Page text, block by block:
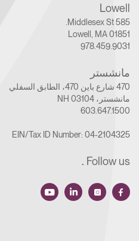
Lowell
585 Middlesex St.
Lowell, MA 01851
978.459.9031
مانشستر
470 شارع باين 470، الطابق السفلي
مانشستر، NH 03104
603.647.1500
EIN/Tax ID Number: 04-2104325
Follow us
.